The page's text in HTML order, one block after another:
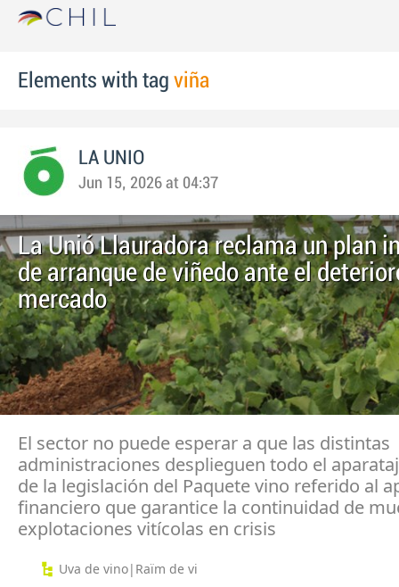
Elements with tag viña
LA UNIO
Jun 15, 2026 at 04:37
La Unió Llauradora reclama un plan
de arranque de viñedo ante el
mercado
El sector no puede esperar a que las distintas
administraciones desplieguen todo el
de la legislación del Paquete vino referido al
financiero que garantice la continuidad de
explotaciones vitícolas en crisis
Uva de vino|Raïm de vi